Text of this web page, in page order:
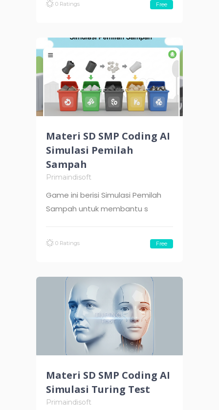
0 Ratings Free
Materi SD SMP Coding AI
Simulasi Pemilah
Sampah
Primaindisoft
Game ini berisi Simulasi Pemilah
Sampah untuk membantu s
0 Ratings Free
Materi SD SMP Coding AI
Simulasi Turing Test
Primaindisoft